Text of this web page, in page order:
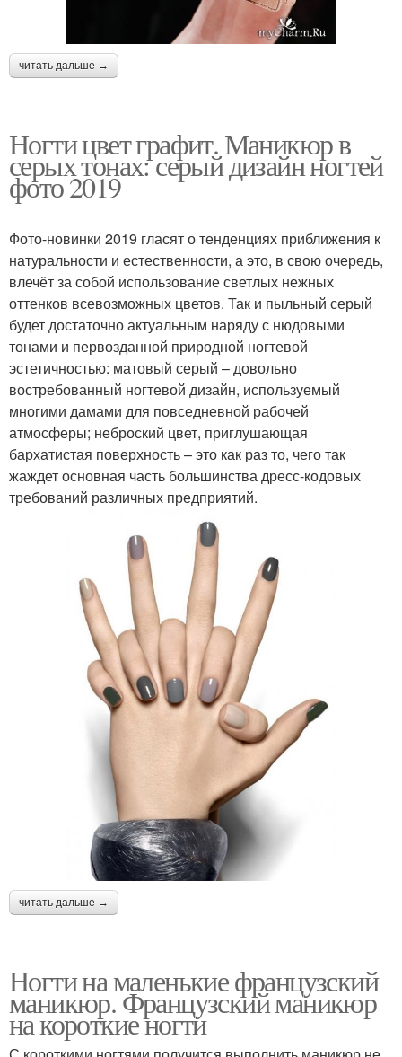
читать дальше →
Ногти цвет графит. Маникюр в
серых тонах: серый дизайн ногтей
фото 2019
Фото-новинки 2019 гласят о тенденциях приближения к
натуральности и естественности, а это, в свою очередь,
влечёт за собой использование светлых нежных
оттенков всевозможных цветов. Так и пыльный серый
будет достаточно актуальным наряду с нюдовыми
тонами и первозданной природной ногтевой
эстетичностью: матовый серый – довольно
востребованный ногтевой дизайн, используемый
многими дамами для повседневной рабочей
атмосферы; неброский цвет, приглушающая
бархатистая поверхность – это как раз то, чего так
жаждет основная часть большинства дресс-кодовых
требований различных предприятий.
читать дальше →
Ногти на маленькие французский
маникюр. Французский маникюр
на короткие ногти